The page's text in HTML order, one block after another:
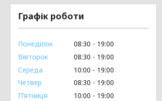
Графік роботи
Понеділок 08:30
19:00
Вівторок
08:30
19:00
Середа
10:00
19:00
Четвер
08:30
19:00
Пʼятниця
10:00
19:00